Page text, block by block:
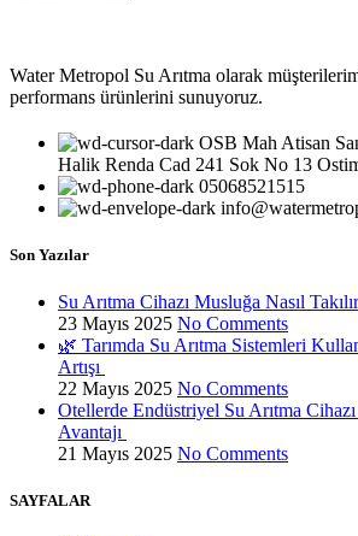
Water Metropol Su Arıtma olarak
performans ürünlerini sunuyoruz.
OSB Mah Atisan
Halik Renda Cad 241 Sok No 13
05068521515
Son Yazılar
Su Arıtma Cihazı Musluğa Nasıl
23 Mayıs 2025 No Comments
🌿 Tarımda Su Arıtma Sistemleri
Artışı
22 Mayıs 2025 No Comments
Otellerde Endüstriyel Su Arıtma
Avantajı
21 Mayıs 2025 No Comments
SAYFALAR